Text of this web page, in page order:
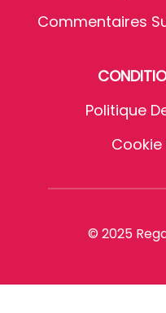
Commentaires
Politique
© 2025